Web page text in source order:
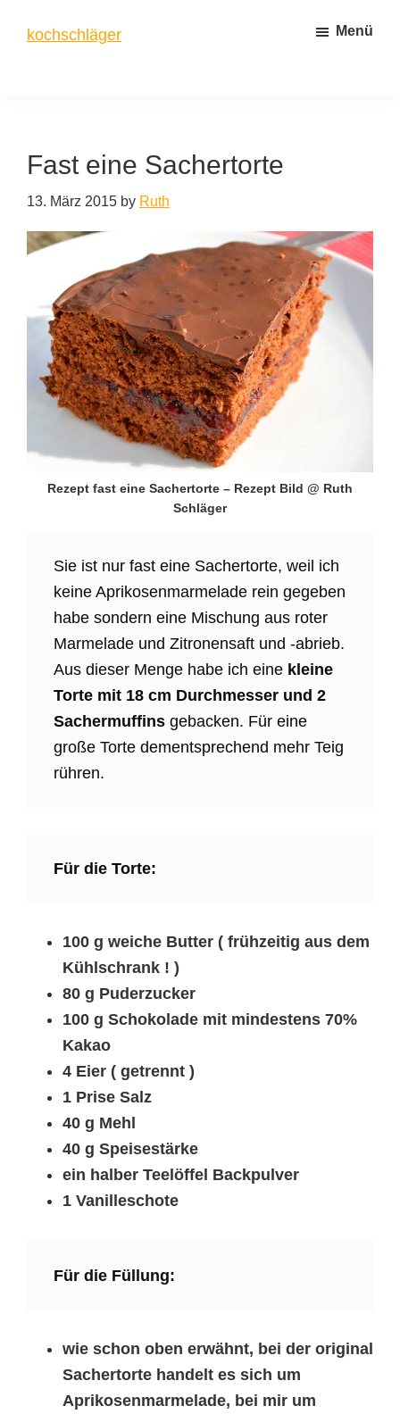
Inhalt
Seitenspalte
kochschläger Menü
Fast eine Sachertorte
13. März 2015 by Ruth
Rezept fast eine Sachertorte – Rezept Bild @ Ruth
Schläger
Sie ist nur fast eine Sachertorte, weil ich
keine Aprikosenmarmelade rein gegeben
habe sondern eine Mischung aus roter
Marmelade und Zitronensaft und -abrieb.
Aus dieser Menge habe ich eine kleine
Torte mit 18 cm Durchmesser und 2
Sachermuffins gebacken. Für eine
große Torte dementsprechend mehr Teig
rühren.
Für die Torte:
100 g weiche Butter ( frühzeitig aus dem
Kühlschrank ! )
80 g Puderzucker
100 g Schokolade mit mindestens 70%
Kakao
4 Eier ( getrennt )
1 Prise Salz
40 g Mehl
40 g Speisestärke
ein halber Teelöffel Backpulver
1 Vanilleschote
Für die Füllung:
wie schon oben erwähnt, bei der original
Sachertorte handelt es sich um
Aprikosenmarmelade, bei mir um